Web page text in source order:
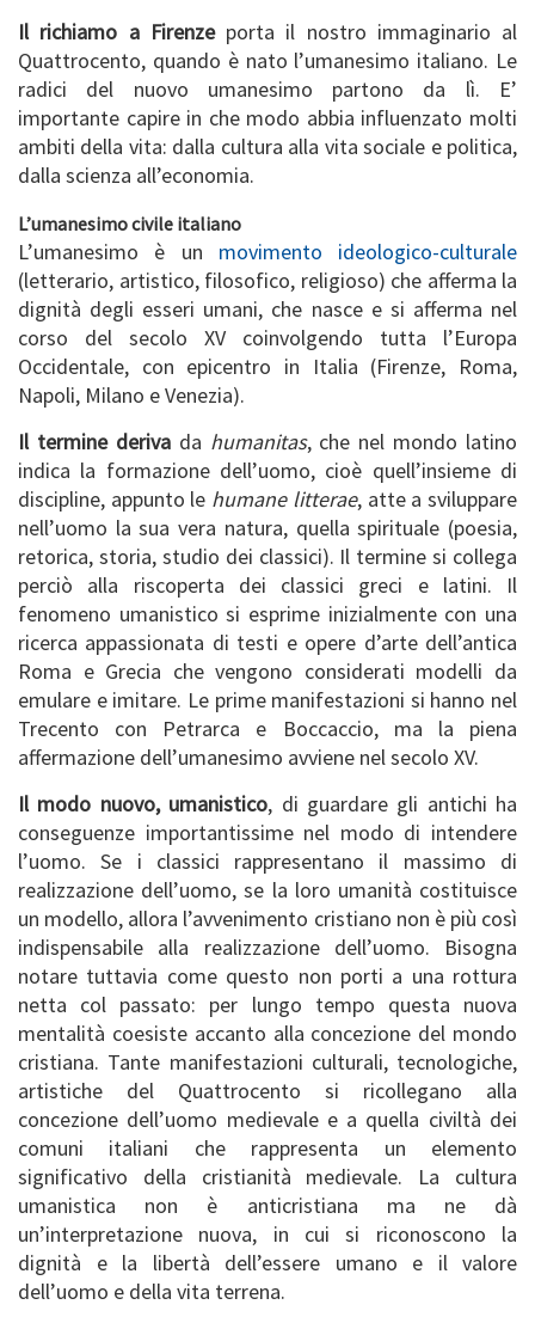
Il richiamo a Firenzeporta il nostro immaginario al
Quattrocento, quando è nato l’umanesimo italiano. Le
radici del nuovo umanesimo partono da lì. E’
importante capire in che modo abbia influenzato molti
ambiti della vita: dalla cultura alla vita sociale e politica,
dalla scienza all’economia.
L’umanesimo civile italiano
L’umanesimo è un movimento ideologico-culturale
(letterario, artistico, filosofico, religioso) che afferma la
dignità degli esseri umani, che nasce e si afferma nel
corso del secolo XV coinvolgendo tutta l’Europa
Occidentale, con epicentro in Italia (Firenze, Roma,
Napoli, Milano e Venezia).
Il termine derivada humanitas, che nel mondo latino
indica la formazione dell’uomo, cioè quell’insieme di
discipline, appunto le humane litterae, atte a sviluppare
nell’uomo la sua vera natura, quella spirituale (poesia,
retorica, storia, studio dei classici). Il termine si collega
perciò alla riscoperta dei classici greci e latini. Il
fenomeno umanistico si esprime inizialmente con una
ricerca appassionata di testi e opere d’arte dell’antica
Roma e Grecia che vengono considerati modelli da
emulare e imitare. Le prime manifestazioni si hanno nel
Trecento con Petrarca e Boccaccio, ma la piena
affermazione dell’umanesimo avviene nel secolo XV.
Il modo nuovo, umanistico, di guardare gli antichi ha
conseguenze importantissime nel modo di intendere
l’uomo. Se i classici rappresentano il massimo di
realizzazione dell’uomo, se la loro umanità costituisce
un modello, allora l’avvenimento cristiano non è più così
indispensabile alla realizzazione dell’uomo. Bisogna
notare tuttavia come questo non porti a una rottura
netta col passato: per lungo tempo questa nuova
mentalità coesiste accanto alla concezione del mondo
cristiana. Tante manifestazioni culturali, tecnologiche,
artistiche del Quattrocento si ricollegano alla
concezione dell’uomo medievale e a quella civiltà dei
comuni italiani che rappresenta un elemento
significativo della cristianità medievale. La cultura
umanistica non è anticristiana ma ne dà
un’interpretazione nuova, in cui si riconoscono la
dignità e la libertà dell’essere umano e il valore
dell’uomo e della vita terrena.